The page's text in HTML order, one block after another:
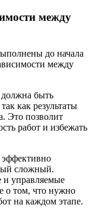
между
до начала
между
быть
как результаты
Это позволит
работ и избежать
сложный.
и управляемые
о том, что нужно
на каждом этапе.